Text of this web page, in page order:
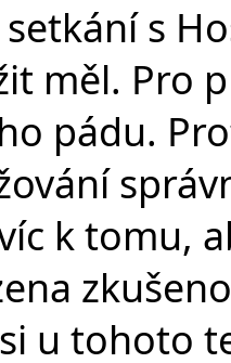
s
měl. Pro
pádu.
k tomu,
u tohoto